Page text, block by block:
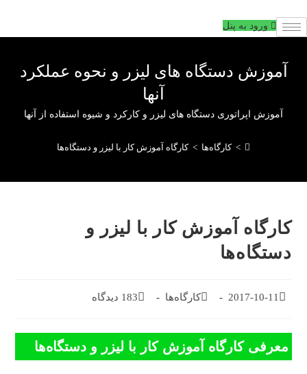
به
ورود به پنل
آموزش دستگاه های لیزر و نحوه عملکرد
آنها
آموزش اپراتوری دستگاه های لیزر و کارکرد و شیوه استفاده از آنها
> کارگاه‌ها > کارگاه آموزش کار با لیزر و دستگاه‌ها
کارگاه آموزش کار با لیزر و
دستگاه‌ها
تاریخ2017-10-11
دسته‌بندی
کارگاه‌ها
دیدگاه‌های
183 دیدگاه
معرفی کارگاه آموزش کار با لیزر و دستگاه‌ها